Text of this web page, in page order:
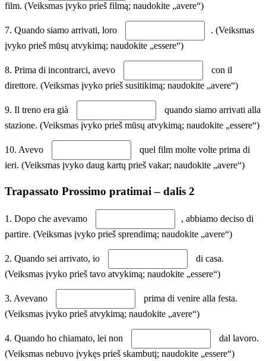
film. (Veiksmas įvyko prieš filmą; naudokite „avere“)
7. Quando siamo arrivati, loro
. (Veiksmas
įvyko prieš mūsų atvykimą; naudokite „essere“)
8. Prima di incontrarci, avevo
con il
direttore. (Veiksmas įvyko prieš susitikimą; naudokite „avere“)
9. Il treno era già
quando siamo arrivati alla
stazione. (Veiksmas įvyko prieš mūsų atvykimą; naudokite „essere“)
10. Avevo
quel film molte volte prima di
ieri. (Veiksmas įvyko daug kartų prieš vakar; naudokite „avere“)
Trapassato Prossimo pratimai – dalis 2
1. Dopo che avevamo
, abbiamo deciso di
partire. (Veiksmas įvyko prieš sprendimą; naudokite „avere“)
2. Quando sei arrivato, io
di casa.
(Veiksmas įvyko prieš tavo atvykimą; naudokite „essere“)
3. Avevano
prima di venire alla festa.
(Veiksmas įvyko prieš atvykimą; naudokite „avere“)
4. Quando ho chiamato, lei non
dal lavoro.
(Veiksmas nebuvo įvykęs prieš skambutį; naudokite „essere“)